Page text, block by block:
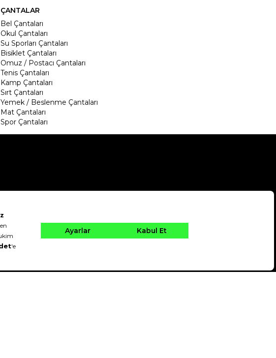
ÇANTALAR
Bel Çantaları
Okul Çantaları
Su Sporları Çantaları
Bisiklet Çantaları
Omuz / Postacı Çantaları
Tenis Çantaları
Kamp Çantaları
Sırt Çantaları
Yemek / Beslenme Çantaları
Mat Çantaları
Spor Çantaları